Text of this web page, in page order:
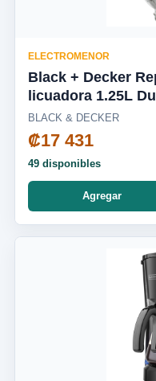
ELECTROMENOR
Black + Decker
licuadora 1.25L
BL2010WG-03LA
BLACK & DECKER
₡17 431
49 disponibles
Agregar